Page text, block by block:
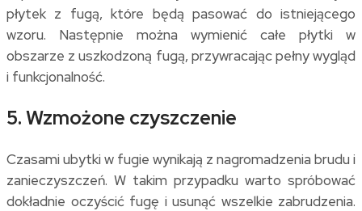
płytek z fugą, które będą pasować do istniejącego
wzoru. Następnie można wymienić całe płytki w
obszarze z uszkodzoną fugą, przywracając pełny wygląd
i funkcjonalność.
5. Wzmożone czyszczenie
Czasami ubytki w fugie wynikają z nagromadzenia brudu i
zanieczyszczeń. W takim przypadku warto spróbować
dokładnie oczyścić fugę i usunąć wszelkie zabrudzenia.